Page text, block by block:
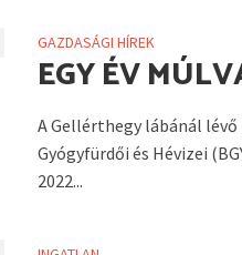
GAZDASÁGI HÍREK
EGY ÉV
A Gellérthegy lábánál lévő
Gyógyfürdői és Hévizei
2022...